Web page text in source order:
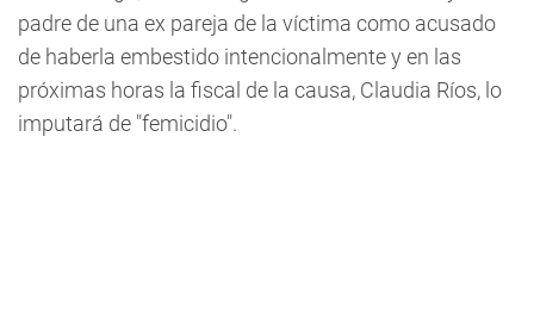
padre de una ex pareja de la víctima como acusado
de haberla embestido intencionalmente y en las
próximas horas la fiscal de la causa, Claudia Ríos, lo
imputará de "femicidio".